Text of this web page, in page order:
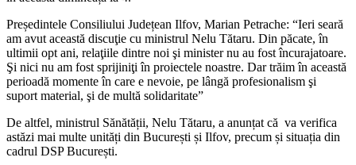
Președintele Consiliului Județean Ilfov, Marian Petrache: “Ieri seară
am avut această discuţie cu ministrul Nelu Tătaru. Din păcate, în
ultimii opt ani, relaţiile dintre noi şi minister nu au fost încurajatoare.
Şi nici nu am fost sprijiniţi în proiectele noastre. Dar trăim în această
perioadă momente în care e nevoie, pe lângă profesionalism şi
suport material, şi de multă solidaritate”
De altfel, ministrul Sănătății, Nelu Tătaru, a anunțat că va verifica
astăzi mai multe unități din București și Ilfov, precum și situația din
cadrul DSP București.